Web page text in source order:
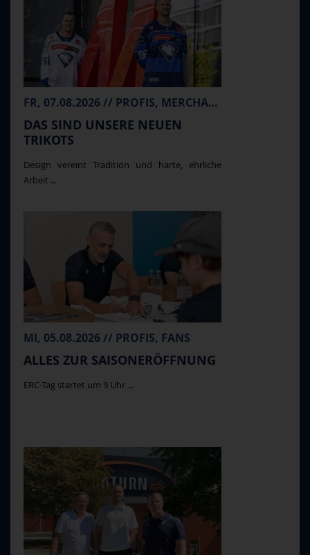
FR, 07.08.2026 // PROFIS, MERCHANDISE
DAS SIND UNSERE NEUEN
TRIKOTS
Design vereint Tradition und harte, ehrliche
Arbeit ...
MI, 05.08.2026 // PROFIS, FANS
ALLES ZUR SAISONERÖFFNUNG
ERC-Tag startet um 9 Uhr ...